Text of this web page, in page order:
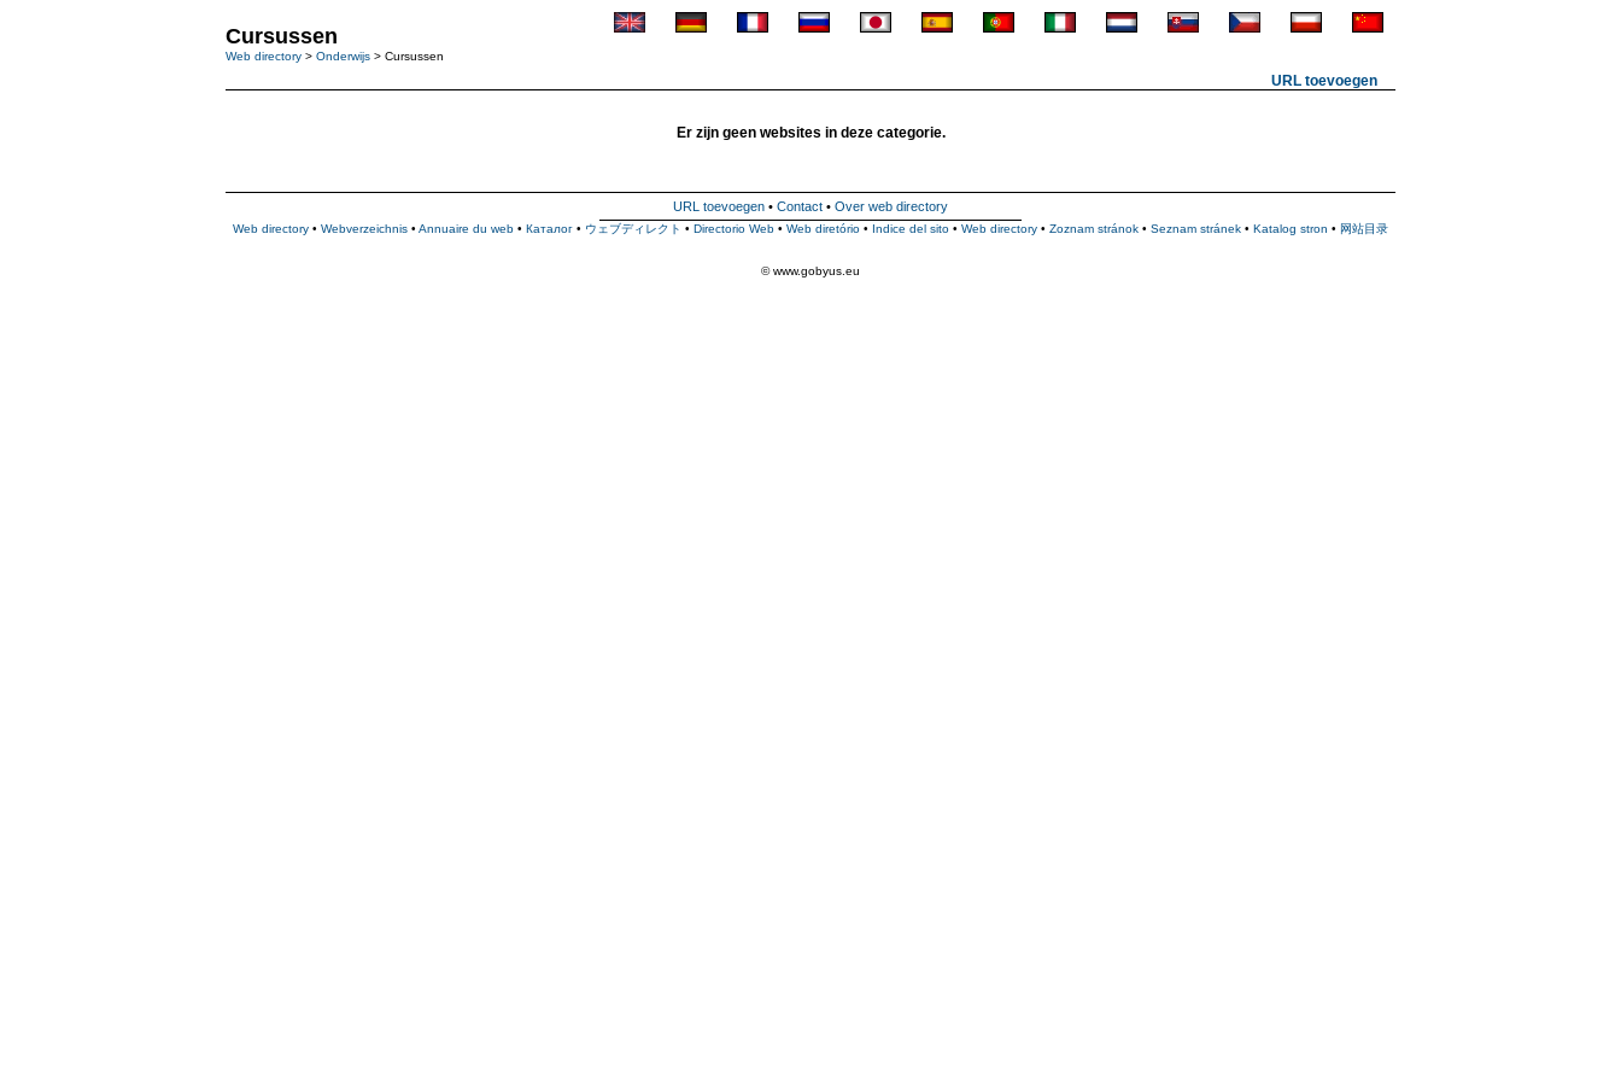
Cursussen
Web directory > Onderwijs > Cursussen
URL toevoegen
Er zijn geen websites in deze categorie.
URL toevoegen • Contact • Over web directory
Web directory • Webverzeichnis • Annuaire du web • Каталог • ウェブディレクト • Directorio Web • Web diretório • Indice del sito • Web directory • Zoznam stránok • Seznam stránek • Katalog stron • 网站目录
© www.gobyus.eu